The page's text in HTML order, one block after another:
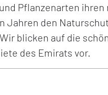
Pflanzenarten
Jahren den
blicken auf die
des Emirats vor.